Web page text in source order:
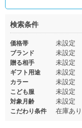
検索条件
価格帯 未設定
ブランド 未設定
贈る相手 未設定
ギフト用途 未設定
カラー 未設定
こども服 未設定
対象月齢 未設定
こだわり条件 在庫あり